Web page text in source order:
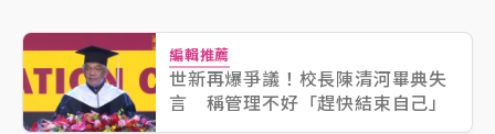
編輯推薦
世新再爆爭議！校長陳清河畢典失
言 稱管理不好「趕快結束自己」